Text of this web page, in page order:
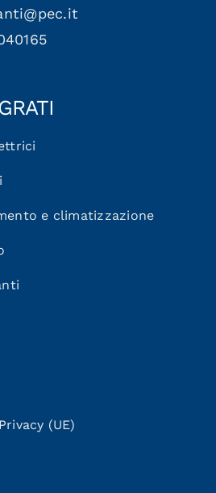
e climatizzazione
(UE)